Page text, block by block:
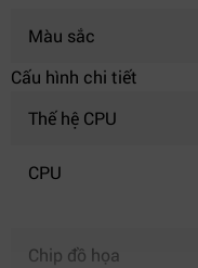
Màu sắc
Cấu hình chi tiết
Thế hệ CPU
CPU
Chip đồ họa